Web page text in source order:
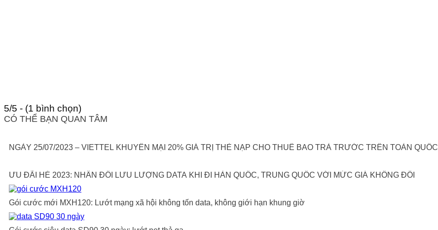
5/5 - (1 bình chọn)
CÓ THỂ BẠN QUAN TÂM
NGÀY 25/07/2023 – VIETTEL KHUYẾN MẠI 20% GIÁ TRỊ THẺ NẠP CHO THUÊ BAO TRẢ TRƯỚC TRÊN TOÀN QUỐC
ƯU ĐÃI HÈ 2023: NHÂN ĐÔI LƯU LƯỢNG DATA KHI ĐI HÀN QUỐC, TRUNG QUỐC VỚI MỨC GIÁ KHÔNG ĐỔI
Gói cước mới MXH120: Lướt mạng xã hội không tốn data, không giới hạn khung giờ